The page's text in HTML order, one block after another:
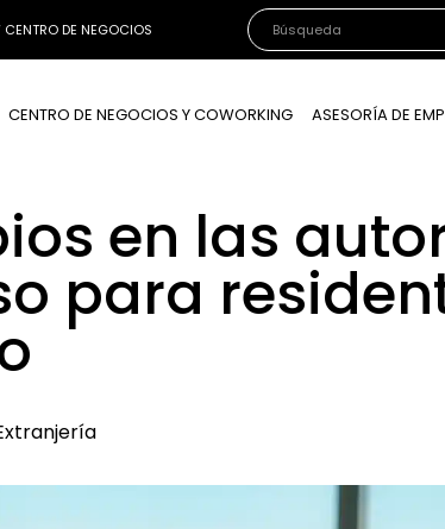
DE NEGOCIOS
CENTRO DE NEGOCIOS Y COWORKING ASESORÍA DE
en las
para